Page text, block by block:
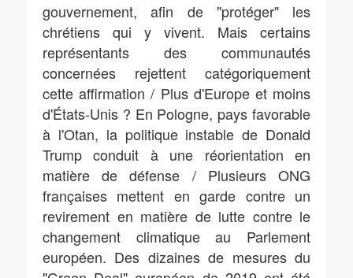
gouvernement, afin de "protéger" les
chrétiens qui y vivent. Mais certains
représentants des communautés
concernées rejettent catégoriquement
cette affirmation / Plus d'Europe et moins
d'États-Unis ? En Pologne, pays favorable
à l'Otan, la politique instable de Donald
Trump conduit à une réorientation en
matière de défense / Plusieurs ONG
françaises mettent en garde contre un
revirement en matière de lutte contre le
changement climatique au Parlement
européen. Des dizaines de mesures du